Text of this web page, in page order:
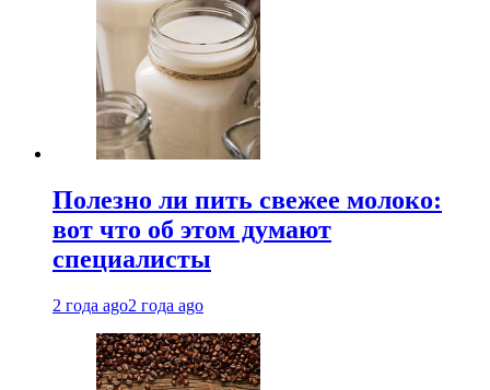
Полезно ли пить свежее молоко:
вот что об этом думают
специалисты
2 года ago2 года ago